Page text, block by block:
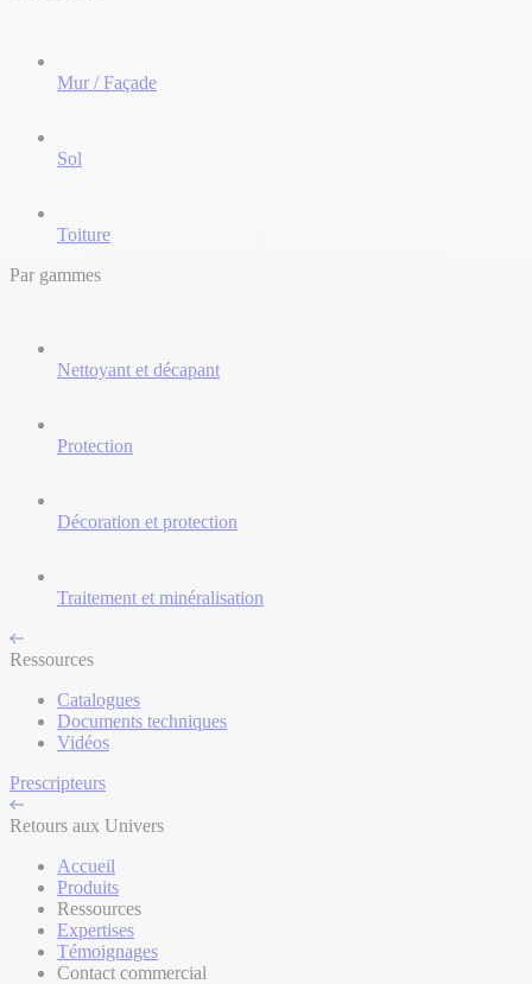
Mur / Façade
Sol
Toiture
Par gammes
Nettoyant et décapant
Protection
Décoration et protection
Traitement et minéralisation
Ressources
Catalogues
Documents techniques
Vidéos
Prescripteurs
Retours aux Univers
Accueil
Produits
Ressources
Expertises
Témoignages
Contact commercial